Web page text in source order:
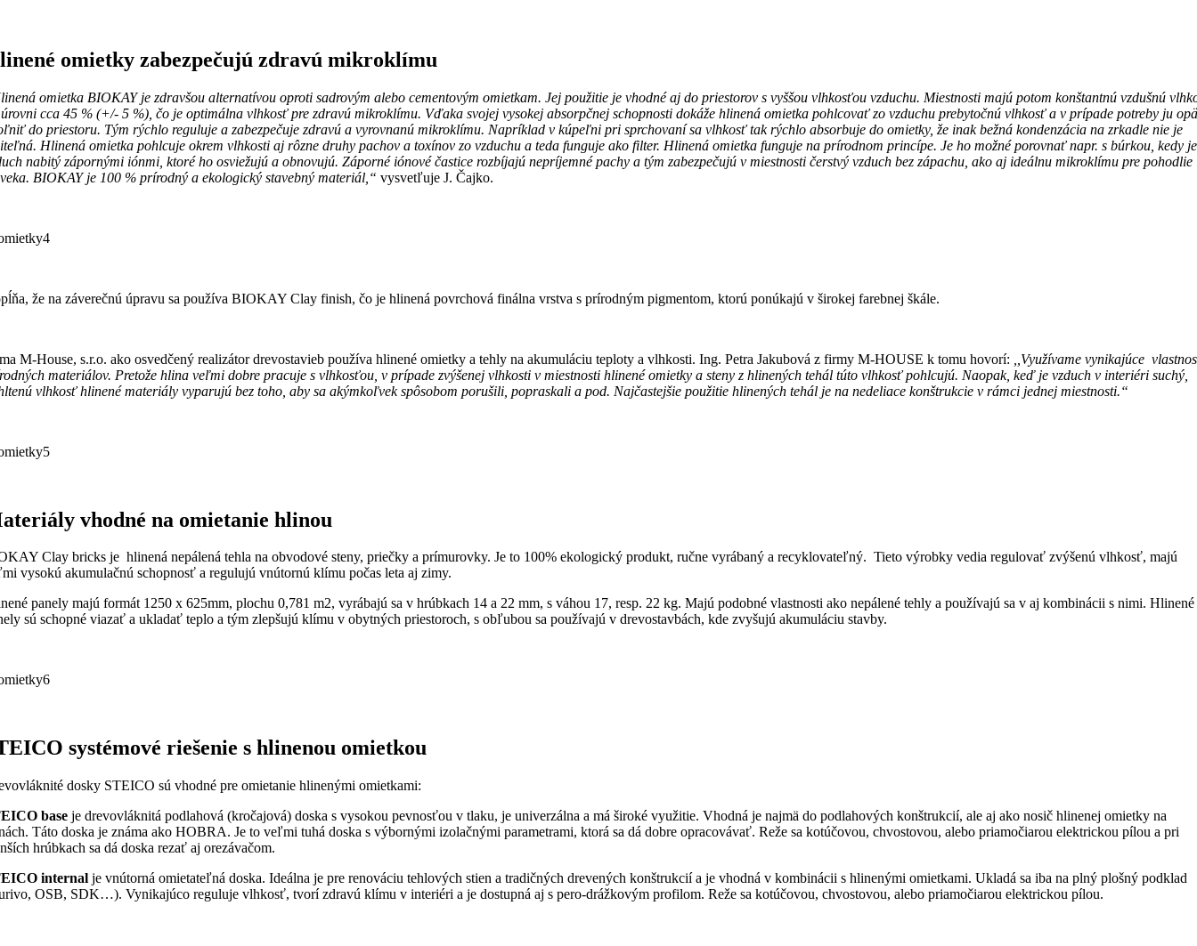
omietky zabezpečujú zdravú mikroklímu
omietka BIOKAY je zdravšou alternatívou oproti sadrovým alebo cementovým omietkam. Jej použitie je vhodné aj do priestorov s vyššou vlhkosťou vzduchu. Miestnosti majú potom konštantnú vzdušnú
cca 45 % (+/- 5 %), čo je optimálna vlhkosť pre zdravú mikroklímu. Vďaka svojej vysokej absorpčnej schopnosti dokáže hlinená omietka pohlcovať zo vzduchu prebytočnú vlhkosť a v prípade potreby ju
do priestoru. Tým rýchlo reguluje a zabezpečuje zdravú a vyrovnanú mikroklímu. Napríklad v kúpeľni pri sprchovaní sa vlhkosť tak rýchlo absorbuje do omietky, že inak bežná kondenzácia na zrkadle nie je
Hlinená omietka pohlcuje okrem vlhkosti aj rôzne druhy pachov a toxínov zo vzduchu a teda funguje ako filter. Hlinená omietka funguje na prírodnom princípe. Je ho možné porovnať napr. s búrkou, kedy je
nabitý zápornými iónmi, ktoré ho osviežujú a obnovujú. Záporné iónové častice rozbíjajú nepríjemné pachy a tým zabezpečujú v miestnosti čerstvý vzduch bez zápachu, ako aj ideálnu mikroklímu pre pohodlie
BIOKAY je 100 % prírodný a ekologický stavebný materiál,“ vysvetľuje J. Čajko.
že na záverečnú úpravu sa používa BIOKAY Clay finish, čo je hlinená povrchová finálna vrstva s prírodným pigmentom, ktorú ponúkajú v širokej farebnej škále.
M-House, s.r.o. ako osvedčený realizátor drevostavieb používa hlinené omietky a tehly na akumuláciu teploty a vlhkosti. Ing. Petra Jakubová z firmy M-HOUSE k tomu hovorí:
,,Využívame vynikajúce
materiálov. Pretože hlina veľmi dobre pracuje s vlhkosťou, v prípade zvýšenej vlhkosti v miestnosti hlinené omietky a steny z hlinených tehál túto vlhkosť pohlcujú. Naopak, keď je vzduch v interiéri suchý,
vlhkosť hlinené materiály vyparujú bez toho, aby sa akýmkoľvek spôsobom porušili, popraskali a pod. Najčastejšie použitie hlinených tehál je na nedeliace konštrukcie v rámci jednej miestnosti.“
vhodné na omietanie hlinou
Clay bricks je hlinená nepálená tehla na obvodové steny, priečky a prímurovky. Je to 100% ekologický produkt, ručne vyrábaný a recyklovateľný. Tieto výrobky vedia regulovať zvýšenú vlhkosť, majú
vysokú akumulačnú schopnosť a regulujú vnútornú klímu počas leta aj zimy.
panely majú formát 1250 x 625mm, plochu 0,781 m2, vyrábajú sa v hrúbkach 14 a 22 mm, s váhou 17, resp. 22 kg. Majú podobné vlastnosti ako nepálené tehly a používajú sa v aj kombinácii s nimi. Hlinené
sú schopné viazať a ukladať teplo a tým zlepšujú klímu v obytných priestoroch, s obľubou sa používajú v drevostavbách, kde zvyšujú akumuláciu stavby.
systémové riešenie s hlinenou omietkou
dosky STEICO sú vhodné pre omietanie hlinenými omietkami:
base je drevovláknitá podlahová (kročajová) doska s vysokou pevnosťou v tlaku, je univerzálna a má široké využitie. Vhodná je najmä do podlahových konštrukcií, ale aj ako nosič hlinenej omietky na
Táto doska je známa ako HOBRA. Je to veľmi tuhá doska s výbornými izolačnými parametrami, ktorá sa dá dobre opracovávať. Reže sa kotúčovou, chvostovou, alebo priamočiarou elektrickou pílou a pri
hrúbkach sa dá doska rezať aj orezávačom.
internal je vnútorná omietateľná doska. Ideálna je pre renováciu tehlových stien a tradičných drevených konštrukcií a je vhodná v kombinácii s hlinenými omietkami. Ukladá sa iba na plný plošný podklad
OSB, SDK…). Vynikajúco reguluje vlhkosť, tvorí zdravú klímu v interiéri a je dostupná aj s pero-drážkovým profilom. Reže sa kotúčovou, chvostovou, alebo priamočiarou elektrickou pílou.